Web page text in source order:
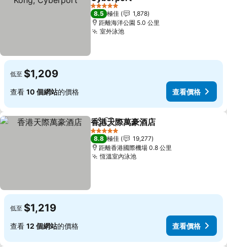
查看價格
5 星級
8.5 極佳
1,878
距離海洋公園 5.0 公里
室外泳池查看價格
低至 $1,209
查看 10 個網站的價格 查看價格
分享 放到收藏夾
香港天際萬豪酒店
5 星級
8.8 極佳
19,277
距離香港國際機場 0.8 公里
恆溫室內泳池查看價格
低至 $1,219
查看 12 個網站的價格 查看價格